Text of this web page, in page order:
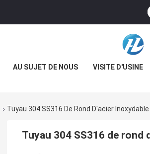
AU SUJET DE NOUS VISITE D'USINE
Tuyau 304 SS316 De Rond D'acier
Tuyau 304 SS316 de rond